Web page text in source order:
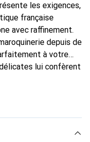
les exigences,
française
avec raffinement.
depuis de
à votre
lui confèrent
Reconnaissable à
une clientèle